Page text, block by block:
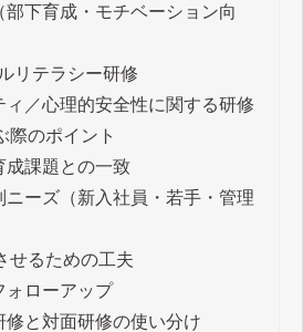
部下育成・モチベーション向
リテラシー研修
ィ／心理的安全性に関する研修
際のポイント
成課題との一致
ニーズ（新入社員・若手・管理
せるための工夫
ォローアップ
修と対面研修の使い分け